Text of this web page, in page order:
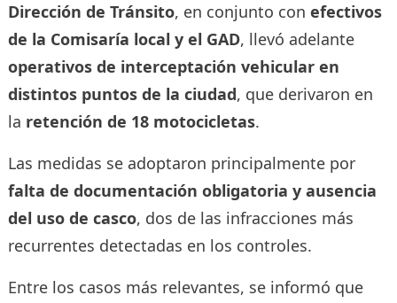
Dirección de Tránsito, en conjunto con efectivos
de la Comisaría local y el GAD, llevó adelante
operativos de interceptación vehicular en
distintos puntos de la ciudad, que derivaron en
la retención de 18 motocicletas.
Las medidas se adoptaron principalmente por
falta de documentación obligatoria y ausencia
del uso de casco, dos de las infracciones más
recurrentes detectadas en los controles.
Entre los casos más relevantes, se informó que